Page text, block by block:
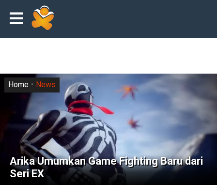
Arika Umumkan Game Fighting Baru dari
Seri EX
Home News